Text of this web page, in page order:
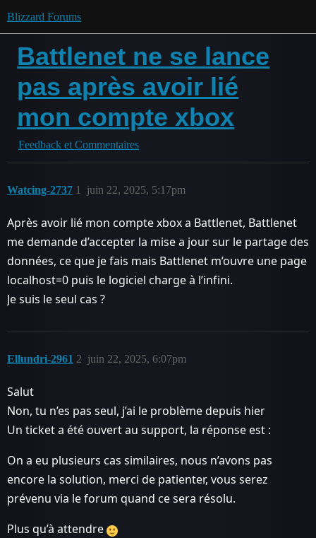
Blizzard Forums
Battlenet ne se lance
pas après avoir lié
mon compte xbox
Feedback et Commentaires
Watcing-2737 juin 22, 2025, 5:17pm
1
Après avoir lié mon compte xbox a Battlenet, Battlenet
me demande d’accepter la mise a jour sur le partage des
données, ce que je fais mais Battlenet m’ouvre une page
localhost=0 puis le logiciel charge à l’infini.
Je suis le seul cas ?
Ellundri-2961 juin 22, 2025, 6:07pm
2
Salut
Non, tu n’es pas seul, j’ai le problème depuis hier
Un ticket a été ouvert au support, la réponse est :
On a eu plusieurs cas similaires, nous n’avons pas
encore la solution, merci de patienter, vous serez
prévenu via le forum quand ce sera résolu.
Plus qu’à attendre